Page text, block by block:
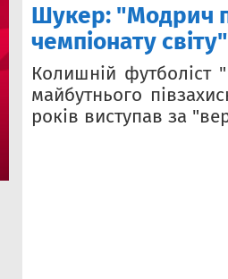
Шукер: "Модрич
чемпіонату світу"
Колишній футболіст
майбутнього
років виступав за